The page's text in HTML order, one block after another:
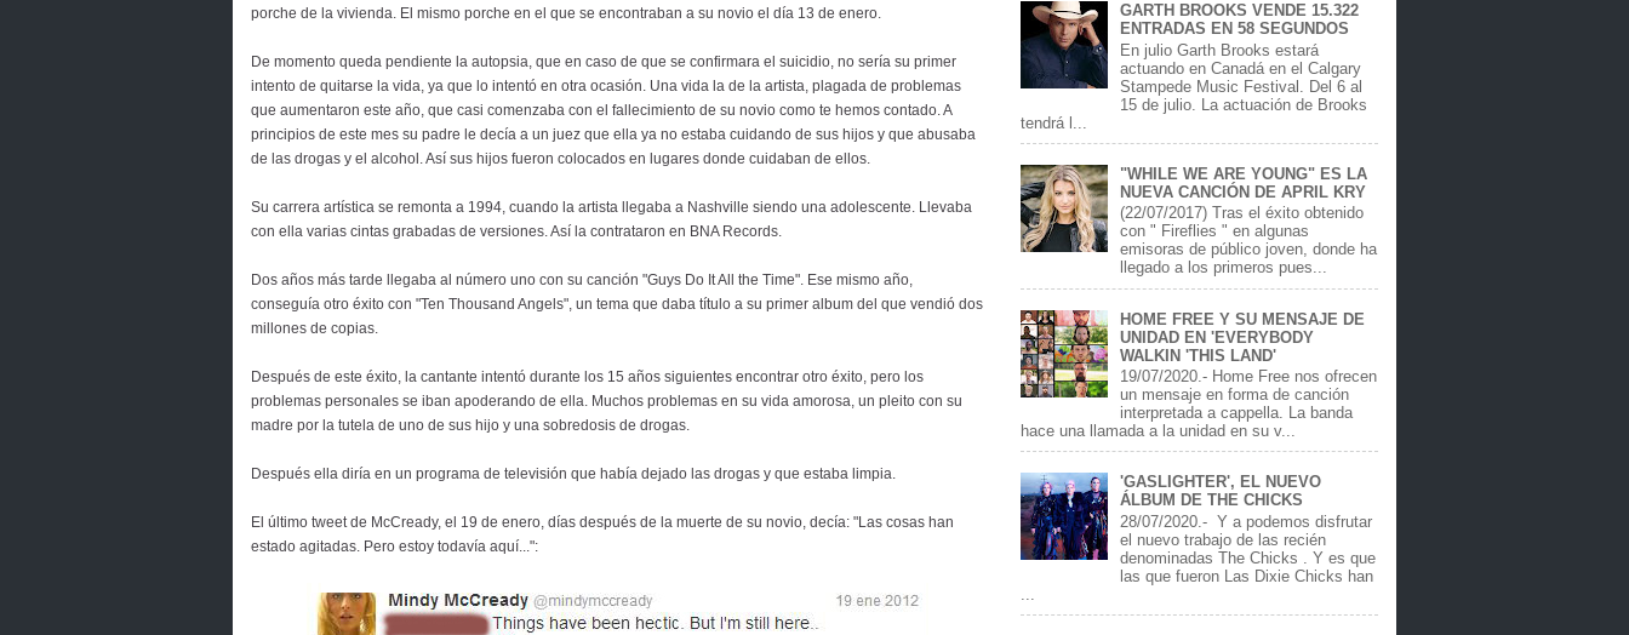
porche de la vivienda. El mismo porche en el que se encontraban a su novio el día 13 de enero.
De momento queda pendiente la autopsia, que en caso de que se confirmara el suicidio, no sería su primer
intento de quitarse la vida, ya que lo intentó en otra ocasión. Una vida la de la artista, plagada de problemas
que aumentaron este año, que casi comenzaba con el fallecimiento de su novio como te hemos contado. A
principios de este mes su padre le decía a un juez que ella ya no estaba cuidando de sus hijos y que abusaba
de las drogas y el alcohol. Así sus hijos fueron colocados en lugares donde cuidaban de ellos.
Su carrera artística se remonta a 1994, cuando la artista llegaba a Nashville siendo una adolescente. Llevaba
con ella varias cintas grabadas de versiones. Así la contrataron en BNA Records.
Dos años más tarde llegaba al número uno con su canción "Guys Do It All the Time". Ese mismo año,
conseguía otro éxito con "Ten Thousand Angels", un tema que daba título a su primer album del que vendió dos
millones de copias.
Después de este éxito, la cantante intentó durante los 15 años siguientes encontrar otro éxito, pero los
problemas personales se iban apoderando de ella. Muchos problemas en su vida amorosa, un pleito con su
madre por la tutela de uno de sus hijo y una sobredosis de drogas.
Después ella diría en un programa de televisión que había dejado las drogas y que estaba limpia.
El último tweet de McCready, el 19 de enero, días después de la muerte de su novio, decía: "Las cosas han
estado agitadas. Pero estoy todavía aquí...":
GARTH BROOKS VENDE 15.322
ENTRADAS EN 58 SEGUNDOS
En julio Garth Brooks estará
actuando en Canadá en el Calgary
Stampede Music Festival. Del 6 al
15 de julio. La actuación de Brooks
tendrá l...
"WHILE WE ARE YOUNG" ES LA
NUEVA CANCIÓN DE APRIL KRY
(22/07/2017) Tras el éxito obtenido
con " Fireflies " en algunas
emisoras de público joven, donde ha
llegado a los primeros pues...
HOME FREE Y SU MENSAJE DE
UNIDAD EN 'EVERYBODY
WALKIN 'THIS LAND'
19/07/2020.- Home Free nos ofrecen
un mensaje en forma de canción
interpretada a cappella. La banda
hace una llamada a la unidad en su v...
'GASLIGHTER', EL NUEVO
ÁLBUM DE THE CHICKS
28/07/2020.- Y a podemos disfrutar
el nuevo trabajo de las recién
denominadas The Chicks . Y es que
las que fueron Las Dixie Chicks han
...